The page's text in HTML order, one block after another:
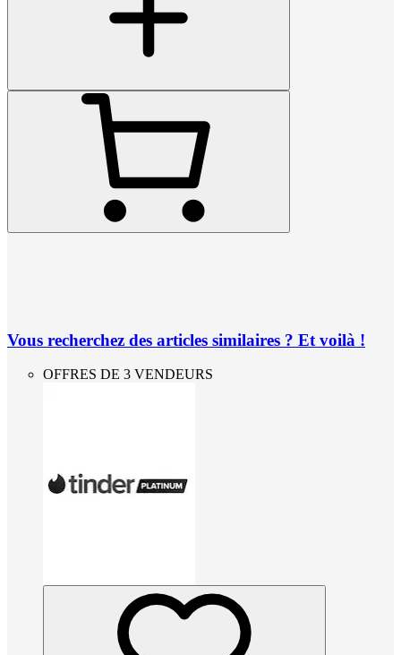
Vous recherchez des articles similaires ? Et voilà !
OFFRES DE 3 VENDEURS